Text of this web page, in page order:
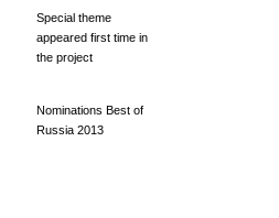
Special theme
appeared first time in
the project
Nominations Best of
Russia 2013
391 392 393